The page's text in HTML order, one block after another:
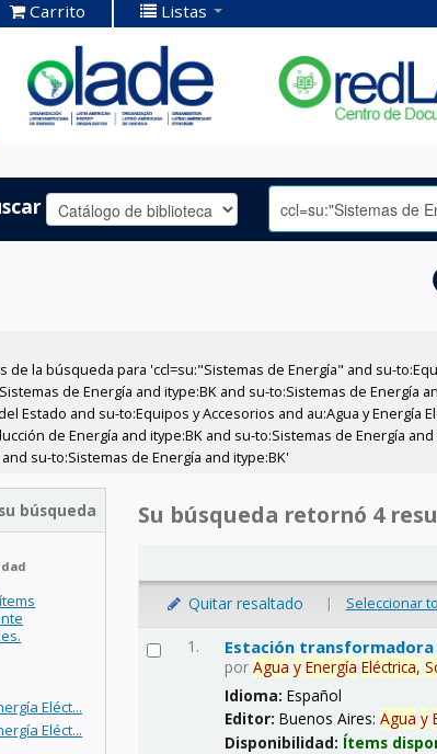
Carrito Listas
de la búsqueda para 'ccl=su:"Sistemas de Energía" and su-
de Energía and itype:BK and su-to:Sistemas de Energía
Estado and su-to:Equipos y Accesorios and au:Agua y
de Energía and itype:BK and su-to:Sistemas de Energía
and su-to:Sistemas de Energía and itype:BK'
búsqueda
Eléct...
Eléct...
Su búsqueda retornó 4
Quitar resaltado | Seleccionar
1. Estación
porAgua y Energía Eléctrica,
Idioma:Español
Editor:Buenos Aires:Agua y
Disponibilidad: Ítems